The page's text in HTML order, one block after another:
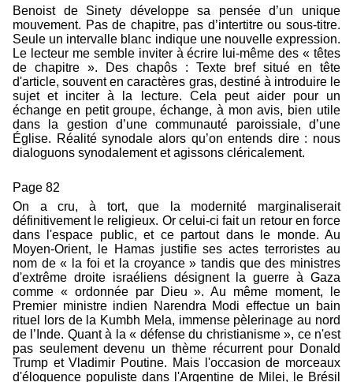
Benoist de Sinety développe sa pensée d’un unique
mouvement. Pas de chapitre, pas d’intertitre ou sous-titre.
Seule un intervalle blanc indique une nouvelle expression.
Le lecteur me semble inviter à écrire lui-même des « têtes
de chapitre ». Des chapôs : Texte bref situé en tête
d'article, souvent en caractères gras, destiné à introduire le
sujet et inciter à la lecture. Cela peut aider pour un
échange en petit groupe, échange, à mon avis, bien utile
dans la gestion d’une communauté paroissiale, d’une
Église. Réalité synodale alors qu’on entends dire : nous
dialoguons synodalement et agissons cléricalement.
Page 82
On a cru, à tort, que la modernité marginaliserait
définitivement le religieux. Or celui-ci fait un retour en force
dans l'espace public, et ce partout dans le monde. Au
Moyen-Orient, le Hamas justifie ses actes terroristes au
nom de « la foi et la croyance » tandis que des ministres
d'extrême droite israéliens désignent la guerre à Gaza
comme « ordonnée par Dieu ». Au même moment, le
Premier ministre indien Narendra Modi effectue un bain
rituel lors de la Kumbh Mela, immense pèlerinage au nord
de l’Inde. Quant à la « défense du christianisme », ce n'est
pas seulement devenu un thème récurrent pour Donald
Trump et Vladimir Poutine. Mais l'occasion de morceaux
d'éloquence populiste dans l'Argentine de Milei, le Brésil